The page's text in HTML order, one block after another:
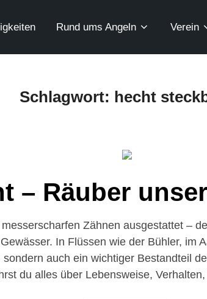
Rund ums Angeln Verein
Schlagwort: hecht
– Räuber
Zähnen ausgestattet –
In Flüssen wie der Bühler, im
auch ein wichtiger Bestandteil
du alles über Lebensweise,